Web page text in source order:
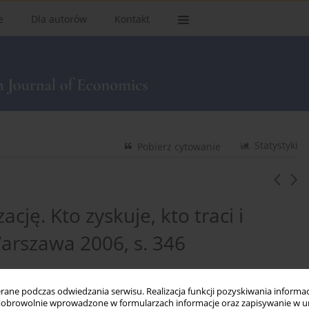
podczas odwiedzania serwisu. Realizacja funkcji pozyskiwania
wprowadzone w formularzach informacje oraz zapisywanie w
Dla autorów Kontakt
Statystyki
Pobierz cytowanie
Kto zyskuje, kto traci i
2006, s. 346